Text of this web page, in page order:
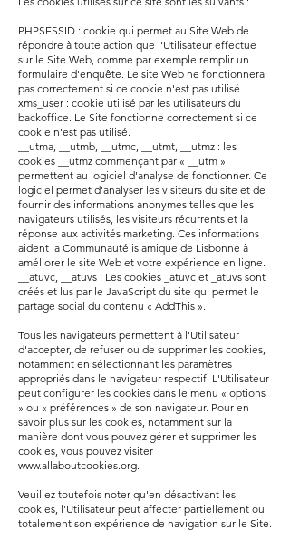
PHPSESSID : cookie qui permet au Site Web de
répondre à toute action que l'Utilisateur effectue
sur le Site Web, comme par exemple remplir un
formulaire d'enquête. Le site Web ne fonctionnera
pas correctement si ce cookie n'est pas utilisé.
xms_user : cookie utilisé par les utilisateurs du
backoffice. Le Site fonctionne correctement si ce
cookie n'est pas utilisé.
__utma, __utmb, __utmc, __utmt, __utmz : les
cookies __utmz commençant par « __utm »
permettent au logiciel d'analyse de fonctionner. Ce
logiciel permet d'analyser les visiteurs du site et de
fournir des informations anonymes telles que les
navigateurs utilisés, les visiteurs récurrents et la
réponse aux activités marketing. Ces informations
aident la Communauté islamique de Lisbonne à
améliorer le site Web et votre expérience en ligne.
__atuvc, __atuvs : Les cookies _atuvc et _atuvs sont
créés et lus par le JavaScript du site qui permet le
partage social du contenu « AddThis ».
Tous les navigateurs permettent à l'Utilisateur
d'accepter, de refuser ou de supprimer les cookies,
notamment en sélectionnant les paramètres
appropriés dans le navigateur respectif. L'Utilisateur
peut configurer les cookies dans le menu « options
» ou « préférences » de son navigateur. Pour en
savoir plus sur les cookies, notamment sur la
manière dont vous pouvez gérer et supprimer les
cookies, vous pouvez visiter
www.allaboutcookies.org.
Veuillez toutefois noter qu'en désactivant les
cookies, l'Utilisateur peut affecter partiellement ou
totalement son expérience de navigation sur le Site.